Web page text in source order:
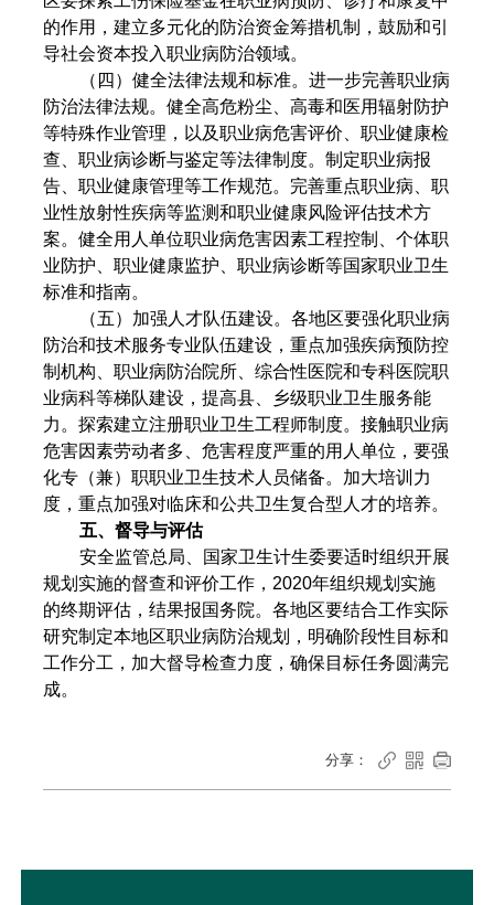
的作用，建立多元化的防治资金筹措机制，鼓励和引
导社会资本投入职业病防治领域。
（四）健全法律法规和标准。进一步完善职业病
防治法律法规。健全高危粉尘、高毒和医用辐射防护
等特殊作业管理，以及职业病危害评价、职业健康检
查、职业病诊断与鉴定等法律制度。制定职业病报
告、职业健康管理等工作规范。完善重点职业病、职
业性放射性疾病等监测和职业健康风险评估技术方
案。健全用人单位职业病危害因素工程控制、个体职
业防护、职业健康监护、职业病诊断等国家职业卫生
标准和指南。
（五）加强人才队伍建设。各地区要强化职业病
防治和技术服务专业队伍建设，重点加强疾病预防控
制机构、职业病防治院所、综合性医院和专科医院职
业病科等梯队建设，提高县、乡级职业卫生服务能
力。探索建立注册职业卫生工程师制度。接触职业病
危害因素劳动者多、危害程度严重的用人单位，要强
化专（兼）职职业卫生技术人员储备。加大培训力
度，重点加强对临床和公共卫生复合型人才的培养。
五、督导与评估
安全监管总局、国家卫生计生委要适时组织开展
规划实施的督查和评价工作，2020年组织规划实施
的终期评估，结果报国务院。各地区要结合工作实际
研究制定本地区职业病防治规划，明确阶段性目标和
工作分工，加大督导检查力度，确保目标任务圆满完
成。
分享：   